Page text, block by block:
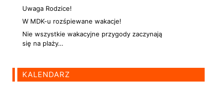
Uwaga Rodzice!
W MDK-u rozśpiewane wakacje!
Nie wszystkie wakacyjne przygody zaczynają
się na plaży…
KALENDARZ